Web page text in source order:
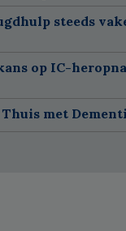
steeds
op IC-
met